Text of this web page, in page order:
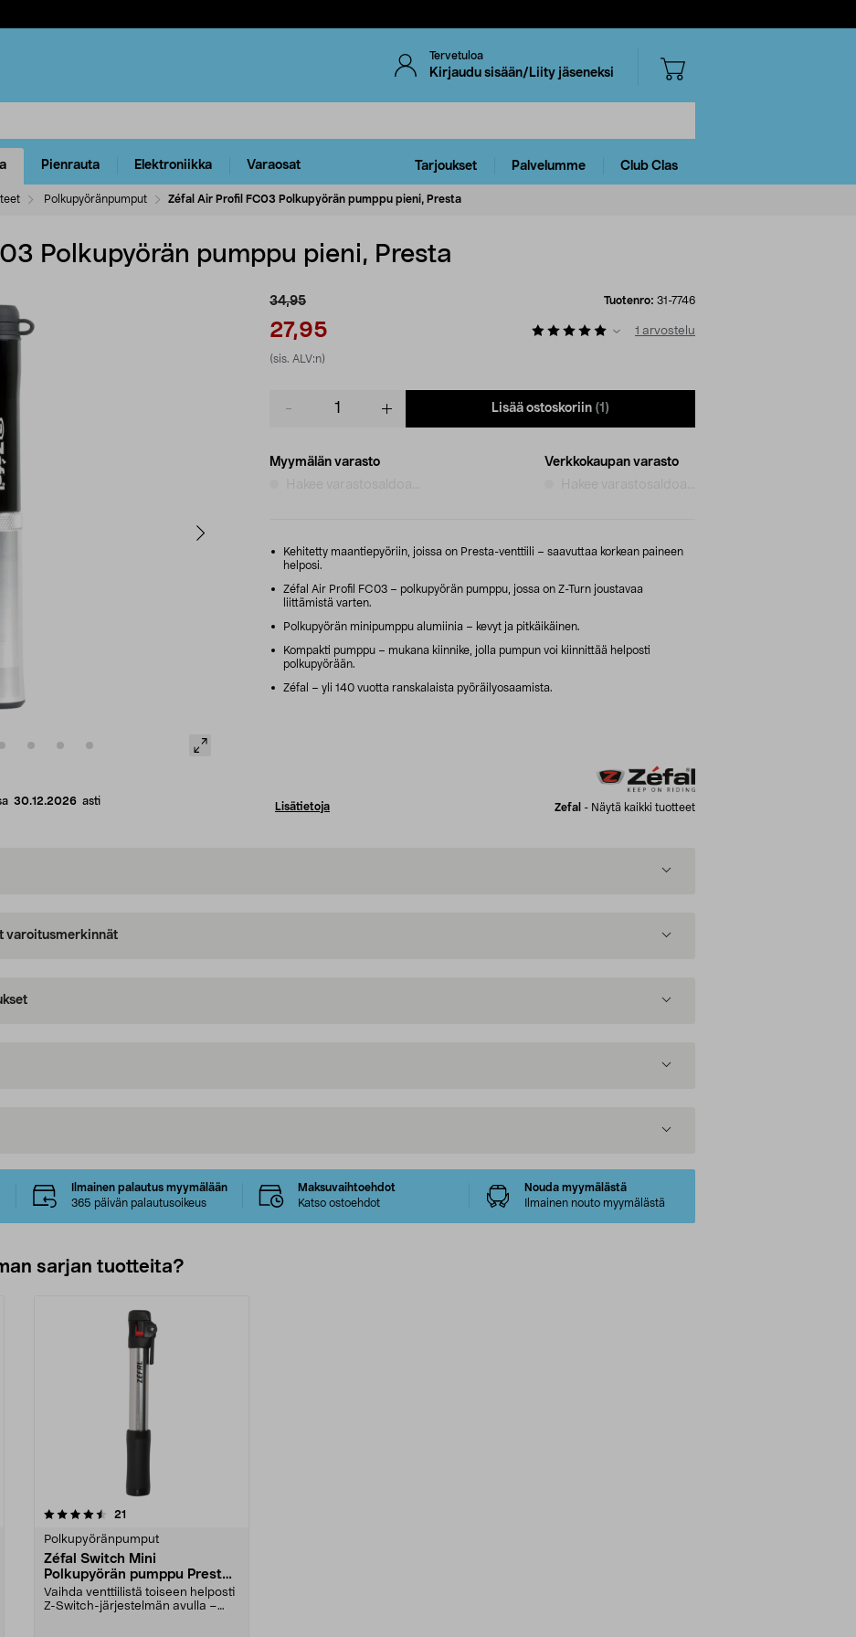
Tervetuloa
Kirjaudu sisään/Liity jäseneksi
Pienrauta Elektroniikka Varaosat Tarjoukset Palvelumme Club Clas
Polkupyöränpumput Zéfal Air Profil FC03 Polkupyörän pumppu pieni, Presta
Polkupyörän pumppu pieni, Presta
30.12.2026asti
34,95
27,95
(sis. ALV:n)
Tuotenro: 31-7746
1 arvostelu
Lisää ostoskoriin (1)
Myymälän varasto
Verkkokaupan varasto
Kehitetty maantiepyöriin, joissa on Presta-venttiili – saavuttaa korkean paineen
helposi.
Zéfal Air Profil FC03 – polkupyörän pumppu, jossa on Z-Turn joustavaa
liittämistä varten.
Polkupyörän minipumppu alumiinia – kevyt ja pitkäikäinen.
Kompakti pumppu – mukana kiinnike, jolla pumpun voi kiinnittää helposti
polkupyörään.
Zéfal – yli 140 vuotta ranskalaista pyöräilyosaamista.
Lisätietoja Zefal - Näytä kaikki tuotteet
varoitusmerkinnät
Ilmainen palautus myymälään
365 päivän palautusoikeus
Maksuvaihtoehdot
Katso ostoehdot
Nouda myymälästä
Ilmainen nouto myymälästä
sarjan tuotteita?
21
Polkupyöränpumput
Zéfal Switch Mini
Polkupyörän pumppu Presta,
Schrader ja Dunlop
Vaihda venttiilistä toiseen helposti
Z-Switch-järjestelmän avulla –